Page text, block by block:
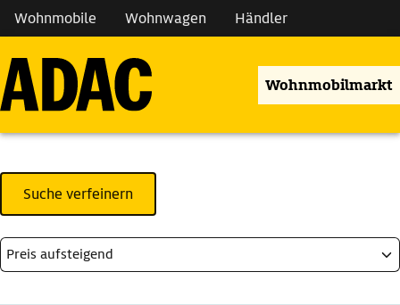
Wohnmobile Wohnwagen Händler
Wohnmobilmarkt
Suche verfeinern